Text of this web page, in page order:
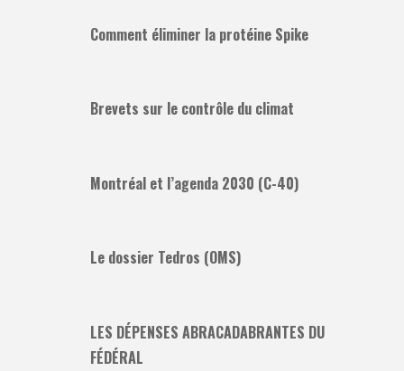
Comment éliminer la protéine Spike
Brevets sur le contrôle du climat
Montréal et l’agenda 2030 (C-40)
Le dossier Tedros (OMS)
LES DÉPENSES ABRACADABRANTES DU
FÉDÉRAL